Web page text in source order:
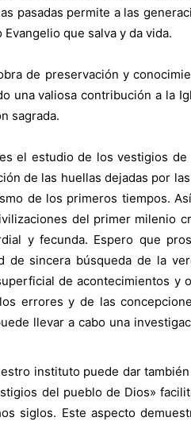
pasadas permite a las
que salva y da vida.
de preservación y
una valiosa contribución a la
sagrada.
el estudio de los vestigios
de las huellas dejadas por
de los primeros tiempos.
del primer milenio
y fecunda. Espero que
sincera búsqueda de la
de acontecimientos y
errores y de las
llevar a cabo una
instituto puede dar
del pueblo de Dios»
siglos. Este aspecto